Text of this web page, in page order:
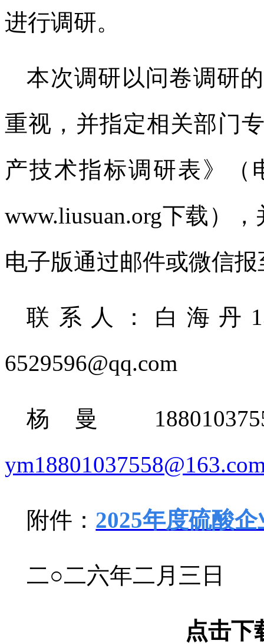
进行调研。
本次调研以问卷调研
重视，并指定相关部门
产技术指标调研表》（
www.liusuan.org下载）
电子版通过邮件或微信
联系人：白海丹
6529596@qq.com
杨曼
附件： 2025年度硫酸
二○二六年二月三日
点击下